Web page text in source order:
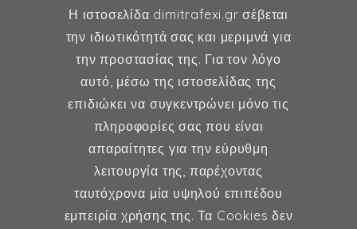
Δήμητρα Φέξη
MD, MSc, FMH
Μαιευτήρας - Χειρουργός
Γυναικολόγος
Μέλος ESHRE, ISA, FMH
Η ιστοσελίδα dimitrafexi.gr σέβεται
την ιδιωτικότητά σας και μεριμνά για
την προστασίας της. Για τον λόγο
αυτό, μέσω της ιστοσελίδας της
επιδιώκει να συγκεντρώνει μόνο τις
πληροφορίες σας που είναι
απαραίτητες για την εύρυθμη
λειτουργία της, παρέχοντας
ταυτόχρονα μία υψηλού επιπέδου
εμπειρία χρήσης της. Τα Cookies δεν